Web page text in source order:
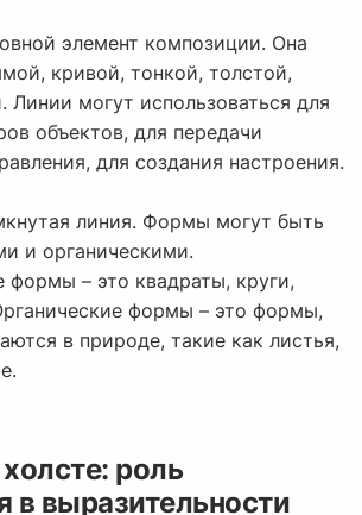
элемент композиции. Она
кривой, тонкой, толстой,
Линии могут использоваться для
объектов, для передачи
для создания настроения.
линия. Формы могут быть
и органическими.
формы – это квадраты, круги,
формы – это формы,
в природе, такие как листья,
роль
в выразительности